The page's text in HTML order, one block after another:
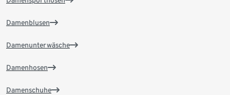
Damenblusen
Damenunterwäsche
Damenhosen
Damenschuhe